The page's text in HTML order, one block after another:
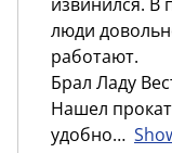
люди
работают.
Брал Ладу
Нашел
удобно